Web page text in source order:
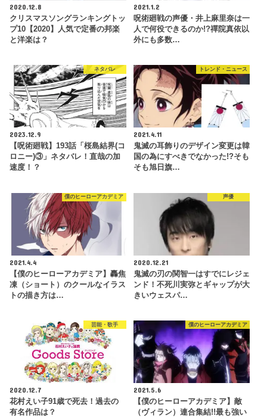
2020.12.8
クリスマスソングランキングトッ
プ10【2020】人気で定番の邦楽
と洋楽は？
2021.1.2
呪術廻戦の声優・井上麻里奈は一
人で何役できるのか!?禪院真依以
外にも多数…
ネタバレ
2023.12.9
【呪術廻戦】193話「桜島結界(コ
ロニー)③」ネタバレ！直哉の加
速度！？
トレンド・ニュース
2021.4.11
鬼滅の耳飾りのデザイン変更は韓
国の為にすべきでなかった!?そも
そも旭日旗…
僕のヒーローアカデミア
2021.4.4
【僕のヒーローアカデミア】轟焦
凍（ショート）のクールなイラス
トの描き方は…
声優
2020.12.21
鬼滅の刃の関智一はすでにレジェ
ンド！不死川実弥とギャップが大
きいウェスパ…
芸能・歌手
2020.12.7
花村えい子91歳で死去！過去の
有名作品は？
僕のヒーローアカデミア
2021.5.6
【僕のヒーローアカデミア】敵
（ヴィラン）連合集結!!最も強い